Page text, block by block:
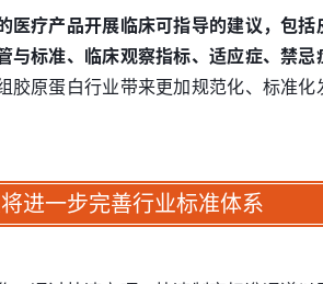
医疗产品开展临床可指导的建议，包括
与标准、临床观察指标、适应症、禁忌
胶原蛋白行业带来更加规范化、标准化
进一步完善行业标准体系